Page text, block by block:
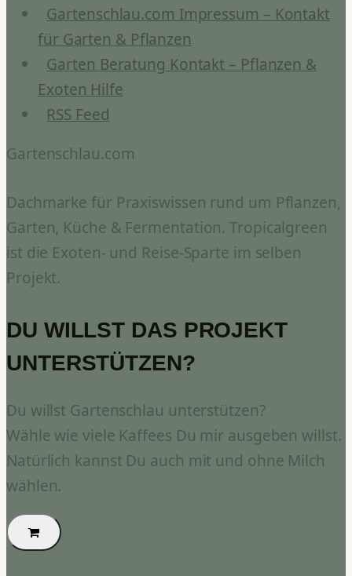
Gartenschlau.com Impressum – Kontakt
für Garten & Pflanzen
Garten Beratung Kontakt – Pflanzen &
Exoten Hilfe
RSS Feed
Gartenschlau.com
Dachmarke für Praxiswissen rund um Pflanzen,
Garten, Küche & Fermentation. Tropicalgreen
ist die Exoten- und Reise-Sparte im selben
Projekt.
DU WILLST DAS PROJEKT
UNTERSTÜTZEN?
Du willst Gartenschlau unterstützen?
Wähle wie viele Kaffees Du mir ausgeben willst.
Natürlich kannst Du auch mit und ohne Milch
wählen.